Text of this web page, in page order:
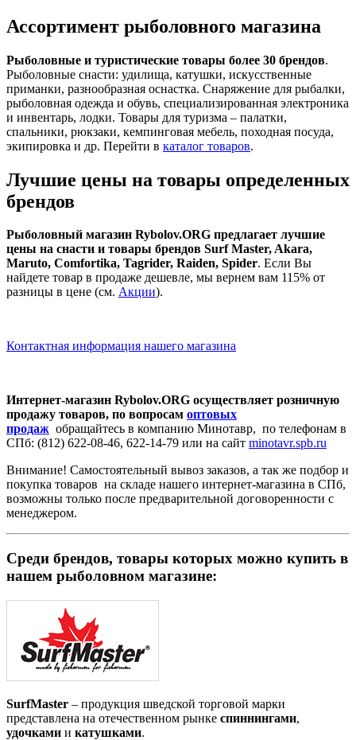
Ассортимент рыболовного магазина
Рыболовные и туристические товары более 30 брендов.
Рыболовные снасти: удилища, катушки, искусственные
приманки, разнообразная оснастка. Снаряжение для рыбалки,
рыболовная одежда и обувь, специализированная электроника
и инвентарь, лодки. Товары для туризма – палатки,
спальники, рюкзаки, кемпинговая мебель, походная посуда,
экипировка и др. Перейти в каталог товаров.
Лучшие цены на товары определенных
брендов
Рыболовный магазин Rybolov.ORG предлагает лучшие
цены на снасти и товары брендов Surf Master, Akara,
Maruto, Comfortika, Tagrider, Raiden, Spider. Если Вы
найдете товар в продаже дешевле, мы вернем вам 115% от
разницы в цене (см. Акции).
Контактная информация нашего магазина
Интернет-магазин Rybolov.ORG осуществляет розничную
продажу товаров, по вопросам оптовых
продаж обращайтесь в компанию Минотавр, по телефонам в
СПб: (812) 622-08-46, 622-14-79 или на сайт minotavr.spb.ru
Внимание! Самостоятельный вывоз заказов, а так же подбор и
покупка товаров на складе нашего интернет-магазина в СПб,
возможны только после предварительной договоренности с
менеджером.
Среди брендов, товары которых можно купить в
нашем рыболовном магазине:
SurfMaster – продукция шведской торговой марки
представлена на отечественном рынке спиннингами,
удочками и катушками.